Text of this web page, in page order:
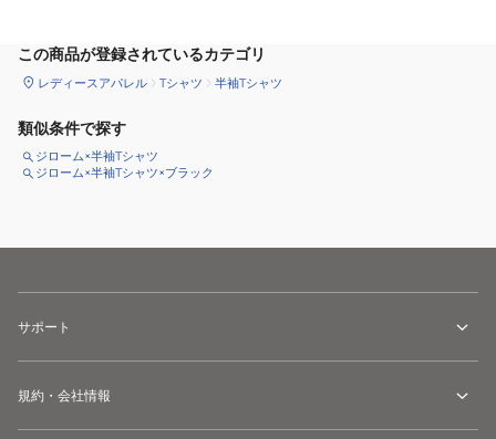
この商品が登録されているカテゴリ
レディースアパレル Tシャツ 半袖Tシャツ
類似条件で探す
ジローム×半袖Tシャツ
ジローム×半袖Tシャツ×ブラック
サポート
規約・会社情報